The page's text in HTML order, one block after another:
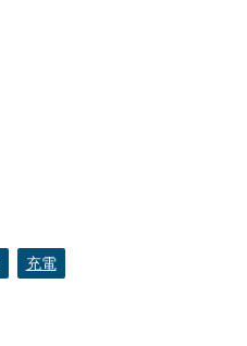
充電